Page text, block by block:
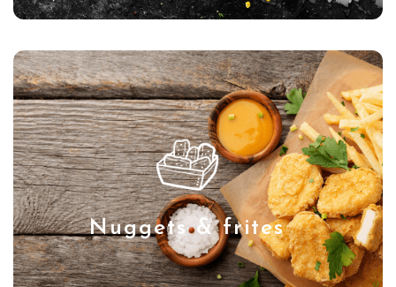
Nuggets & frites